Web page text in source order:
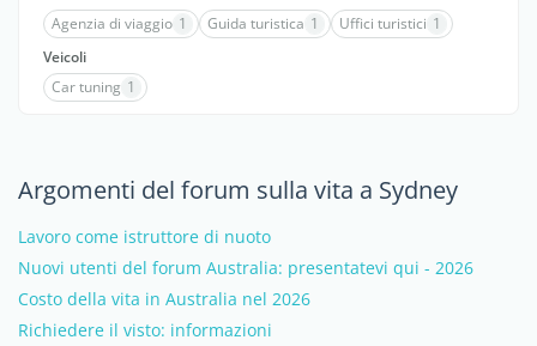
Agenzia di viaggio 1 Guida turistica 1 Uffici turistici 1
Veicoli
Car tuning 1
Argomenti del forum sulla vita a Sydney
Lavoro come istruttore di nuoto
Nuovi utenti del forum Australia: presentatevi qui - 2026
Costo della vita in Australia nel 2026
Richiedere il visto: informazioni